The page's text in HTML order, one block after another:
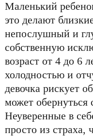
Маленький
это делают
непослушный и
собственную
возраст от 4 до 6
холодностью и
девочка рискует
может
Неуверенные в
просто из